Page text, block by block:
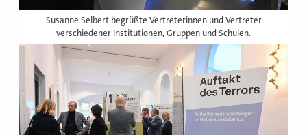
Susanne Selbert begrüßte Vertreterinnen und Vertreter
verschiedener Institutionen, Gruppen und Schulen.